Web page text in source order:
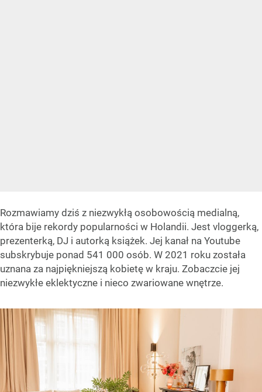
Rozmawiamy dziś z niezwykłą osobowością medialną,
która bije rekordy popularności w Holandii. Jest vloggerką,
prezenterką, DJ i autorką książek. Jej kanał na Youtube
subskrybuje ponad 541 000 osób. W 2021 roku została
uznana za najpiękniejszą kobietę w kraju. Zobaczcie jej
niezwykłe eklektyczne i nieco zwariowane wnętrze.